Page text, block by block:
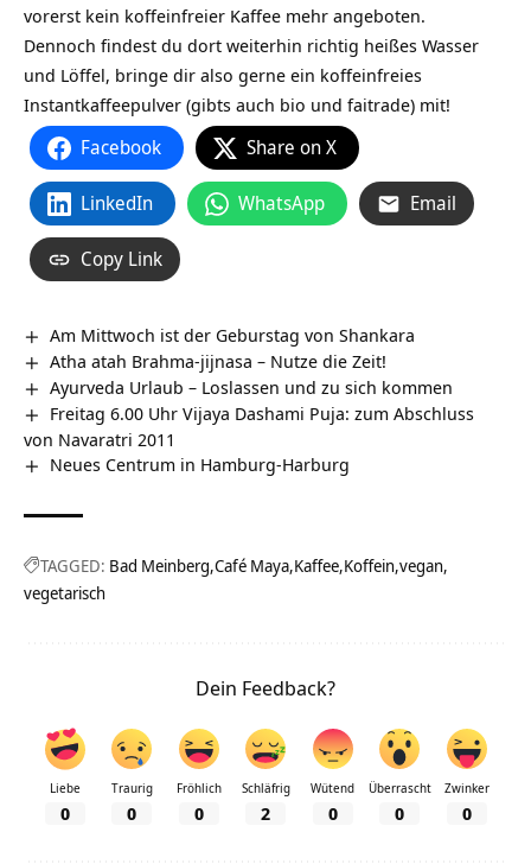
vorerst kein koffeinfreier Kaffee mehr angeboten.
Dennoch findest du dort weiterhin richtig heißes Wasser
und Löffel, bringe dir also gerne ein koffeinfreies
Instantkaffeepulver (gibts auch bio und faitrade) mit!
Facebook Share on X
LinkedIn WhatsApp Email
Copy Link
Am Mittwoch ist der Geburstag von Shankara
Atha atah Brahma-jijnasa – Nutze die Zeit!
Ayurveda Urlaub – Loslassen und zu sich kommen
Freitag 6.00 Uhr Vijaya Dashami Puja: zum Abschluss
von Navaratri 2011
Neues Centrum in Hamburg-Harburg
TAGGED: Bad Meinberg Café Maya Kaffee Koffein vegan
vegetarisch
Dein Feedback?
Liebe
0
Traurig
0
Fröhlich
0
Schläfrig
2
Wütend
0
Überrascht
0
Zwinker
0